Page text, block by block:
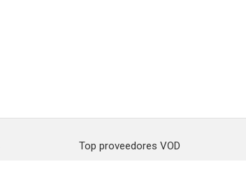
Top proveedores VOD